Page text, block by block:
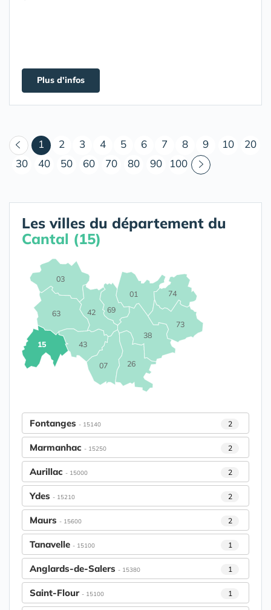
Plus d'infos
1 (courant)
2 3 4 5 6 7 8 9 10
20
30
40 50 60 70 80 90 100
Les villes du département du
Cantal (15)
01
03
07
15
26
38
42
43
63
69
73
74
Fontanges - 15140 2
Marmanhac - 15250 2
Aurillac - 15000 2
Ydes - 15210 2
Maurs - 15600 2
Tanavelle - 15100 1
Anglards-de-Salers - 15380 1
Saint-Flour - 15100 1